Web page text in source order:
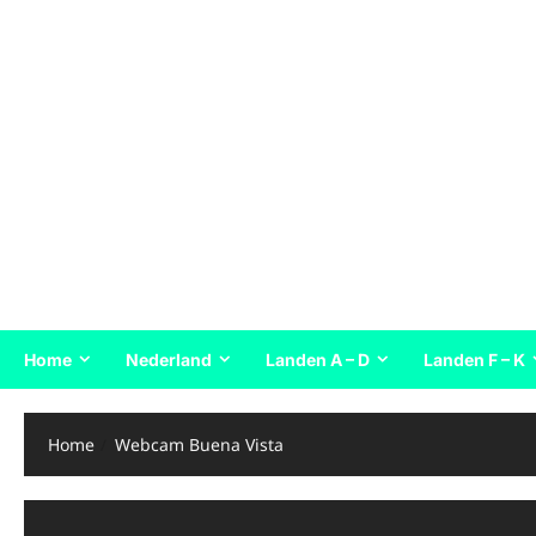
Home Nederland Landen A – D Landen F – K
Home Webcam Buena Vista